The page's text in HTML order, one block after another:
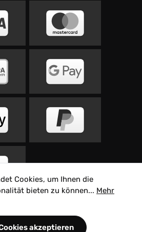
Mehrwertsteuer zzgl.
Cookies, um Ihnen die
bieten zu können... Mehr
akzeptieren